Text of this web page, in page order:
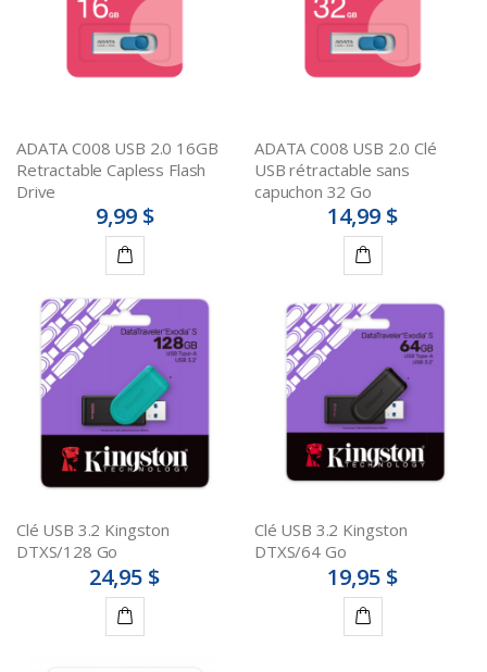
ADATA C008 USB 2.0 16GB
Retractable Capless Flash
Drive
9,99 $
au
panier
ADATA C008 USB 2.0 Clé
USB rétractable sans
capuchon 32 Go
14,99 $
au
panier
Clé USB 3.2 Kingston
DTXS/128 Go
24,95 $
Clé USB 3.2 Kingston
DTXS/64 Go
19,95 $